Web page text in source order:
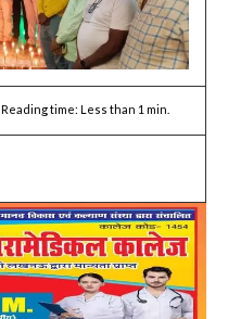
Reading time: Less than 1 min.